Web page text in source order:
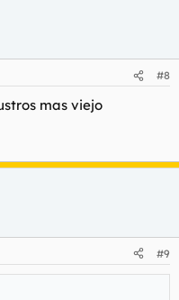
#8
mas viejo
#9